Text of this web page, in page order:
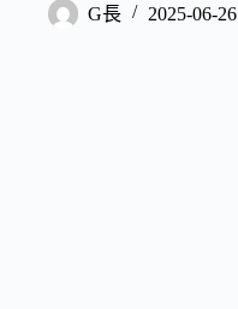
G長 2025-06-26